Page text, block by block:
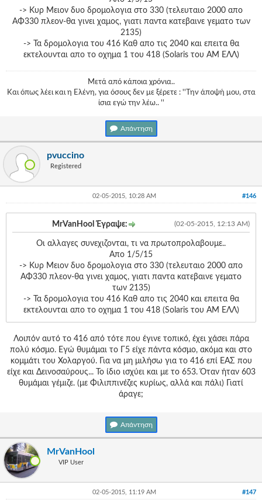
-> Κυρ Μειον δυο δρομολογια στο 330 (τελευταιο 2000 απο
ΑΦ330 πλεον-θα γινει χαμος, γιατι παντα κατεβαινε γεματο των
2135)
-> Τα δρομολογια του 416 Καθ απο τις 2040 και επειτα θα
εκτελουνται απο το οχημα 1 του 418 (Solaris του ΑΜ ΕΛΛ)
Μετά από κάποια χρόνια..
Και όπως λέει και η Ελένη, για όσους δεν με ξέρετε : ''Την άποψή μου, στα
ίσια εγώ την λέω.. ''
Απάντηση
pvuccino
Registered
#146
02-05-2015, 10:28 AM
(02-05-2015, 12:13 AM)
MrVanHool Έγραψε:
Οι αλλαγες συνεχιζονται, τι να πρωτοπρολαβουμε..
Απο 1/5/15
-> Κυρ Μειον δυο δρομολογια στο 330 (τελευταιο 2000 απο
ΑΦ330 πλεον-θα γινει χαμος, γιατι παντα κατεβαινε γεματο
των 2135)
-> Τα δρομολογια του 416 Καθ απο τις 2040 και επειτα θα
εκτελουνται απο το οχημα 1 του 418 (Solaris του ΑΜ ΕΛΛ)
Λοιπόν αυτό το 416 από τότε που έγινε τοπικό, έχει χάσει πάρα
πολύ κόσμο. Εγώ θυμάμαι το Γ5 είχε πάντα κόσμο, ακόμα και στο
κομμάτι του Χολαργού. Για να μη μιλήσω για το 416 επί ΕΑΣ που
είχε και Δεινοσαύρους... Το ίδιο ισχύει και με το 653. Όταν ήταν 603
θυμάμαι γέμιζε. (με Φιλιππινέζες κυρίως, αλλά και πάλι) Γιατί
άραγε;
Απάντηση
MrVanHool
VIP User
#147
02-05-2015, 11:19 AM